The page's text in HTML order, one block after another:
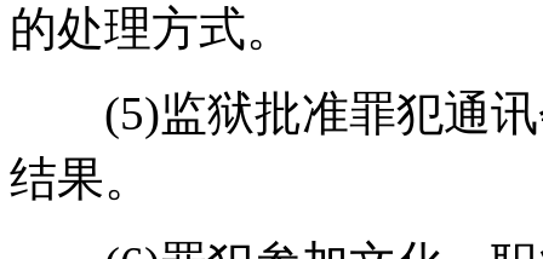
的处理方式。
(5)监狱批准罪犯通讯
结果。